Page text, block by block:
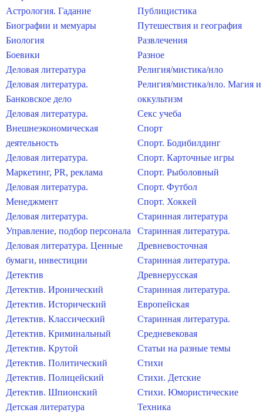
Астрология. Гадание
Биографии и мемуары
Биология
Боевики
Деловая литература
Деловая литература.
Банковское дело
Деловая литература.
Внешнеэкономическая
деятельность
Деловая литература.
Маркетинг, PR, реклама
Деловая литература.
Менеджмент
Деловая литература.
Управление, подбор персонала
Деловая литература. Ценные
бумаги, инвестиции
Детектив
Детектив. Иронический
Детектив. Исторический
Детектив. Классический
Детектив. Криминальный
Детектив. Крутой
Детектив. Политический
Детектив. Полицейский
Детектив. Шпионский
Детская литература
Публицистика
Путешествия и география
Развлечения
Разное
Религия/мистика/нло
Религия/мистика/нло. Магия и
оккультизм
Секс учеба
Спорт
Спорт. Бодибилдинг
Спорт. Карточные игры
Спорт. Рыболовный
Спорт. Футбол
Спорт. Хоккей
Старинная литература
Старинная литература.
Древневосточная
Старинная литература.
Древнерусская
Старинная литература.
Европейская
Старинная литература.
Средневековая
Статьи на разные темы
Стихи
Стихи. Детские
Стихи. Юмористические
Техника